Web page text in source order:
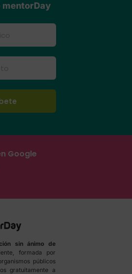
mentorDay
Google
sin ánimo de
formada por
públicos
gratuitamente a